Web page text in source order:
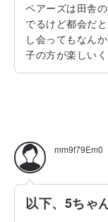
ペアーズは田舎
でるけど都会だ
し会ってもなん
子の方が楽しい
mm9f79Em0
以下、5ちゃ